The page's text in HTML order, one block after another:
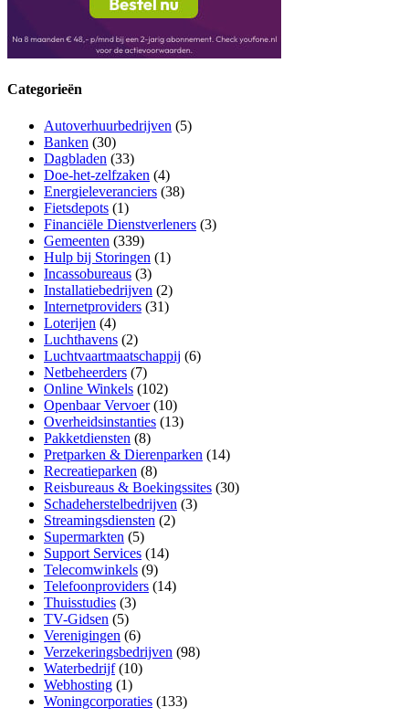
Categorieën
Autoverhuurbedrijven (5)
Banken (30)
Dagbladen (33)
Doe-het-zelfzaken (4)
Energieleveranciers (38)
Fietsdepots (1)
Financiële Dienstverleners (3)
Gemeenten (339)
Hulp bij Storingen (1)
Incassobureaus (3)
Installatiebedrijven (2)
Internetproviders (31)
Loterijen (4)
Luchthavens (2)
Luchtvaartmaatschappij (6)
Netbeheerders (7)
Online Winkels (102)
Openbaar Vervoer(10)
Overheidsinstanties (13)
Pakketdiensten (8)
Pretparken & Dierenparken (14)
Recreatieparken (8)
Reisbureaus & Boekingssites (30)
Schadeherstelbedrijven (3)
Streamingsdiensten (2)
Supermarkten (5)
Support Services (14)
Telecomwinkels (9)
Telefoonproviders (14)
Thuisstudies (3)
TV-Gidsen (5)
Verenigingen (6)
Verzekeringsbedrijven (98)
Waterbedrijf(10)
Webhosting (1)
Woningcorporaties (133)